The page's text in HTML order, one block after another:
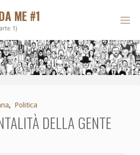
ME #1
1)
, Politica
DELLA GENTE